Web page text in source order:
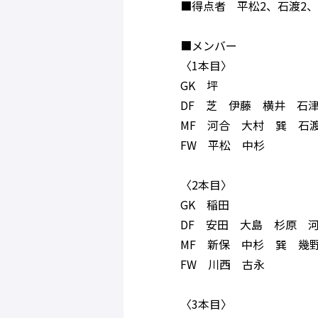
■得点者 平松2、石渡2、
■メンバー
〈1本目〉
GK 坪
DF 芝 伊藤 横井 石
MF 河合 大村 巽 石
FW 平松 中杉
〈2本目〉
GK 稲田
DF 安田 大島 杉原
MF 新保 中杉 巽 幾
FW 川西 古永
〈3本目〉